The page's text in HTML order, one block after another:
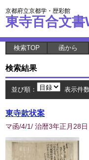
京都府立京都学・歴彩館
東寺百合文書
検索TOP 函から
検索結果
並び順： 表示件
東寺款状案
マ函/4/1/ 治暦3年正月28日